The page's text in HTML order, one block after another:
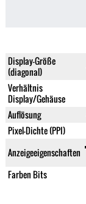
Display-Größe
(diagonal)
Verhältnis
Display/Gehäuse
Auflösung
Pixel-Dichte (PPI)
Anzeigeeigenschaften
Farben Bits